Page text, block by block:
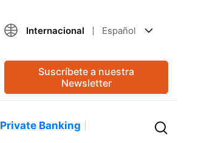
Internacional Español
Suscríbete a nuestra
Newsletter
Private Banking